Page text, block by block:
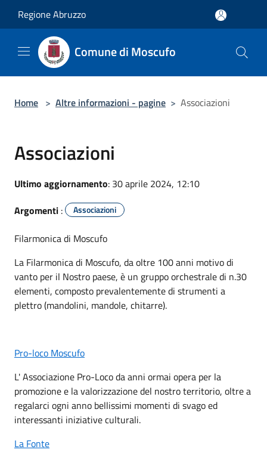
Regione Abruzzo
Comune di Moscufo
Home > Altre informazioni - pagine > Associazioni
Associazioni
Ultimo aggiornamento: 30 aprile 2024, 12:10
Argomenti : Associazioni
Filarmonica di Moscufo
La Filarmonica di Moscufo, da oltre 100 anni motivo di
vanto per il Nostro paese, è un gruppo orchestrale di n.30
elementi, composto prevalentemente di strumenti a
plettro (mandolini, mandole, chitarre).
Pro-loco Moscufo
L' Associazione Pro-Loco da anni ormai opera per la
promozione e la valorizzazione del nostro territorio, oltre a
regalarci ogni anno bellissimi momenti di svago ed
interessanti iniziative culturali.
La Fonte